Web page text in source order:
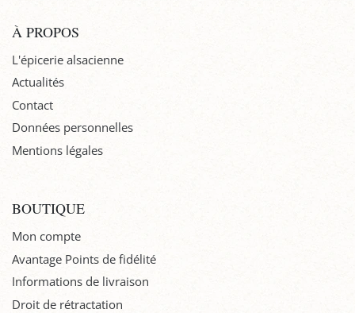
À PROPOS
L'épicerie alsacienne
Actualités
Contact
Données personnelles
Mentions légales
BOUTIQUE
Mon compte
Avantage Points de fidélité
Informations de livraison
Droit de rétractation